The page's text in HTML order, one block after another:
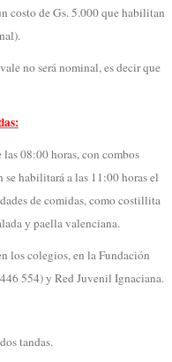
costo de Gs. 5.000 que habilitan
no será nominal, es decir que
08:00 horas, con combos
se habilitará a las 11:00 horas el
de comidas, como costillita
y paella valenciana.
los colegios, en la Fundación
554) y Red Juvenil Ignaciana.
tandas.